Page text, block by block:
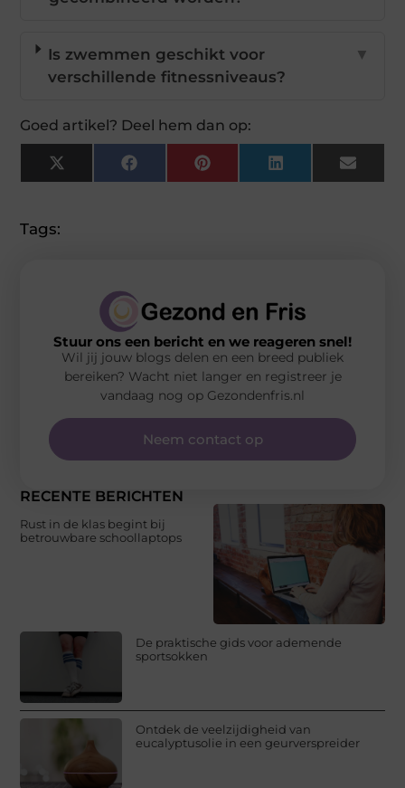
Is zwemmen geschikt voor
verschillende fitnessniveaus?
▼
Goed artikel? Deel hem dan op:
X
(Twitter)
FacebookPinterestLinkedInEmail
Tags:
RECENTE BERICHTEN
Rust in de klas begint bij
betrouwbare schoollaptops
De praktische gids voor ademende
sportsokken
Ontdek de veelzijdigheid van
eucalyptusolie in een geurverspreider
Stuur ons een bericht en we reageren snel!
Wil jij jouw blogs delen en een breed publiek
bereiken? Wacht niet langer en registreer je
vandaag nog op Gezondenfris.nl
Neem contact op